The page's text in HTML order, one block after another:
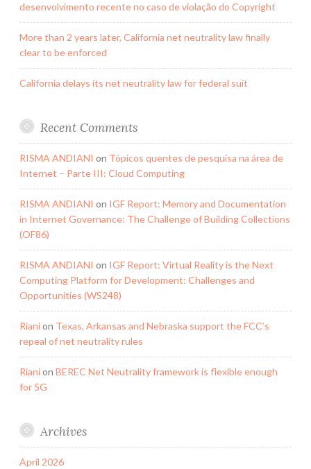
desenvolvimento recente no caso de violação do Copyright
More than 2 years later, California net neutrality law finally
clear to be enforced
California delays its net neutrality law for federal suit
Recent Comments
RISMA ANDIANI on Tópicos quentes de pesquisa na área de
Internet – Parte III: Cloud Computing
RISMA ANDIANI on IGF Report: Memory and Documentation
in Internet Governance: The Challenge of Building Collections
(OF86)
RISMA ANDIANI on IGF Report: Virtual Reality is the Next
Computing Platform for Development: Challenges and
Opportunities (WS248)
Rianion Texas, Arkansas and Nebraska support the FCC’s
repeal of net neutrality rules
Rianion BEREC Net Neutrality framework is flexible enough
for 5G
Archives
April 2026